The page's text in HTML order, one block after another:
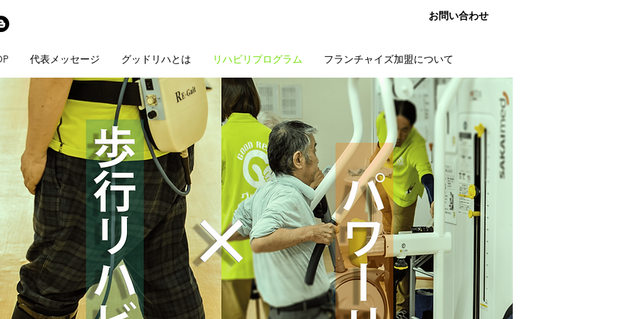
お問い合わせ
代表メッセージ グッドリハとは リハビリプログラム フランチャイズ加盟について